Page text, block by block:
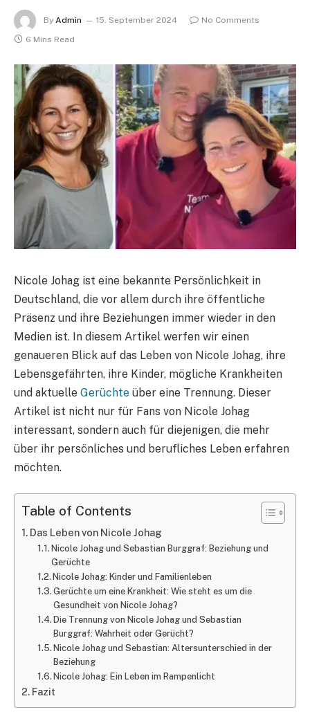
By Admin 15. September 2024
No Comments
6 Mins Read
Nicole Johag ist eine bekannte Persönlichkeit in
Deutschland, die vor allem durch ihre öffentliche
Präsenz und ihre Beziehungen immer wieder in den
Medien ist. In diesem Artikel werfen wir einen
genaueren Blick auf das Leben von Nicole Johag, ihre
Lebensgefährten, ihre Kinder, mögliche Krankheiten
und aktuelle Gerüchte über eine Trennung. Dieser
Artikel ist nicht nur für Fans von Nicole Johag
interessant, sondern auch für diejenigen, die mehr
über ihr persönliches und berufliches Leben erfahren
möchten.
Table of Contents
Das Leben von Nicole Johag
Nicole Johag und Sebastian Burggraf: Beziehung und
Gerüchte
Nicole Johag: Kinder und Familienleben
Gerüchte um eine Krankheit: Wie steht es um die
Gesundheit von Nicole Johag?
Die Trennung von Nicole Johag und Sebastian
Burggraf: Wahrheit oder Gerücht?
Nicole Johag und Sebastian: Altersunterschied in der
Beziehung
Nicole Johag: Ein Leben im Rampenlicht
Fazit